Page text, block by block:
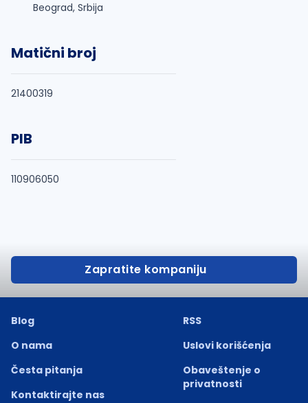
Beograd, Srbija
Matični broj
21400319
PIB
110906050
Zapratite kompaniju
Blog
O nama
Česta pitanja
Kontaktirajte nas
RSS
Uslovi korišćenja
Obaveštenje o
privatnosti